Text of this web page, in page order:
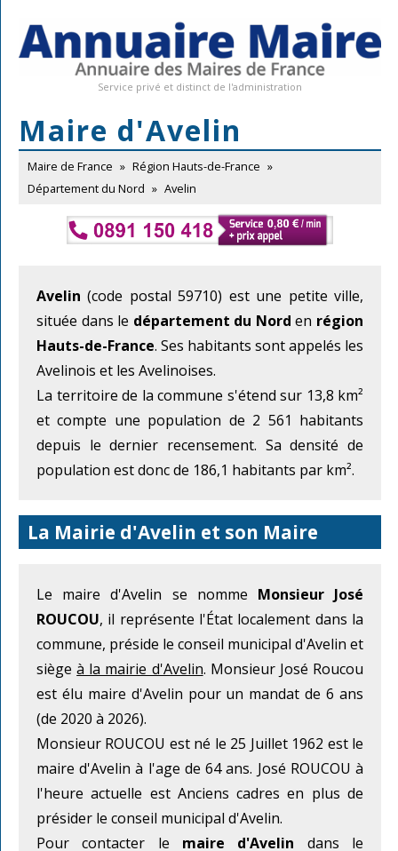
Service privé et distinct de l'administration
Maire d'Avelin
Maire de France » Région Hauts-de-France »
Département du Nord » Avelin
Avelin (code postal 59710) est une petite ville,
située dans le département du Nord en région
Hauts-de-France. Ses habitants sont appelés les
Avelinois et les Avelinoises.
La territoire de la commune s'étend sur 13,8 km²
et compte une population de 2 561 habitants
depuis le dernier recensement. Sa densité de
population est donc de 186,1 habitants par km².
La Mairie d'Avelin et son Maire
Le maire d'Avelin se nomme Monsieur José
ROUCOU, il représente l'État localement dans la
commune, préside le conseil municipal d'Avelin et
siègeà la mairie d'Avelin. Monsieur José Roucou
est élu maire d'Avelin pour un mandat de 6 ans
(de 2020 à 2026).
Monsieur ROUCOU est né le 25 Juillet 1962 est le
maire d'Avelin à l'age de 64 ans. José ROUCOU à
l'heure actuelle est Anciens cadres en plus de
présider le conseil municipal d'Avelin.
Pour contacter le maire d'Avelin dans le